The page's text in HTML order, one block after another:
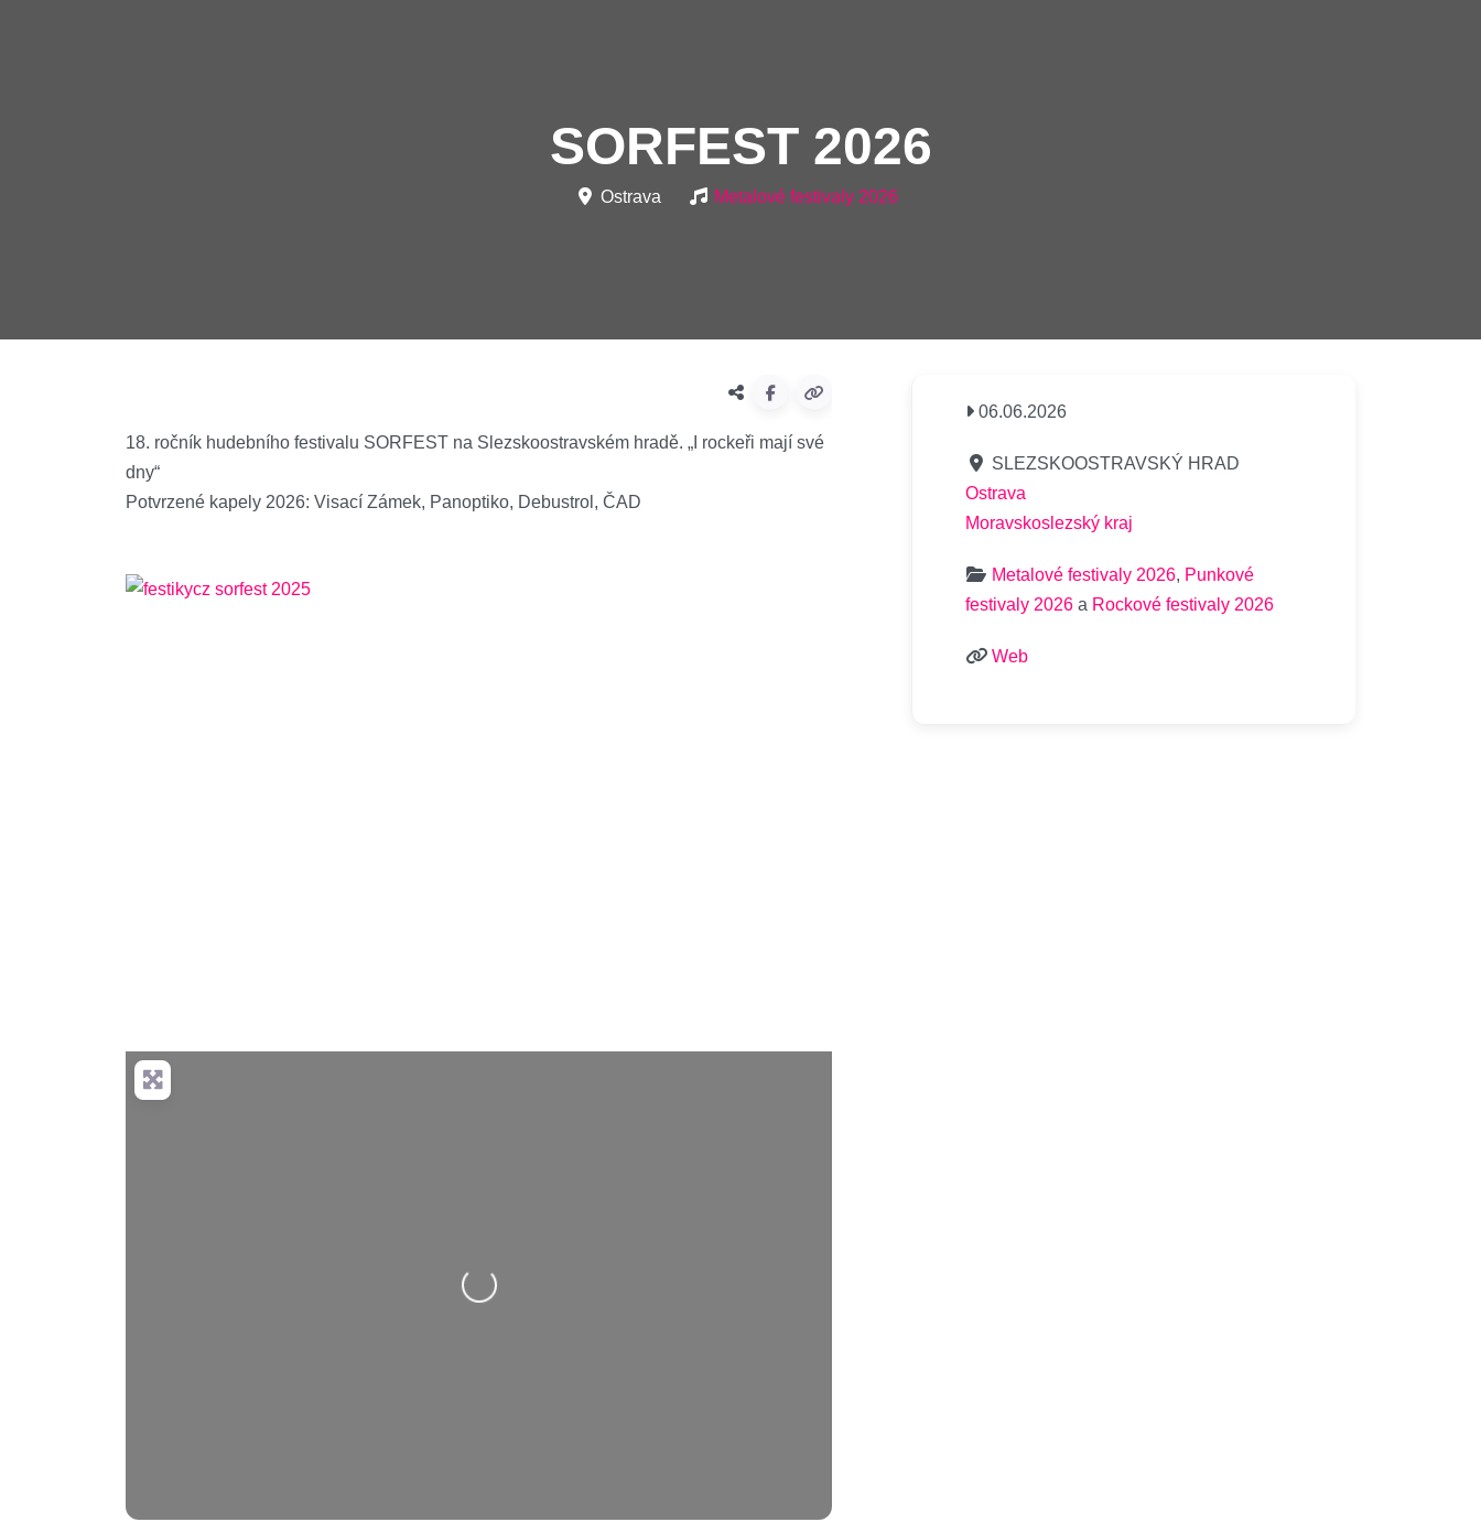
SORFEST 2026
Ostrava Metalové festivaly 2026
18. ročník hudebního festivalu SORFEST na Slezskoostravském hradě. „I rockeři mají své
dny“
Potvrzené kapely 2026: Visací Zámek, Panoptiko, Debustrol, ČAD
Nahrávání….
06.06.2026
SLEZSKOOSTRAVSKÝ HRAD
Ostrava
Moravskoslezský kraj
Metalové festivaly 2026, Punkové
festivaly 2026 a Rockové festivaly 2026
Web